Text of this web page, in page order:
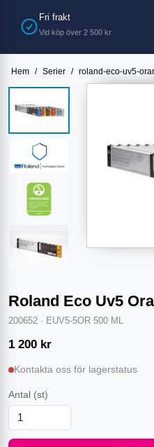
Fri frakt
Vid köp över 2 500 kr
Hem / Serier / roland-eco-uv5-
Roland Eco Uv5
200652 · EUV5-5OR 500 ML
1 200 kr
Kontakta oss för lagerstatus
Antal (st)